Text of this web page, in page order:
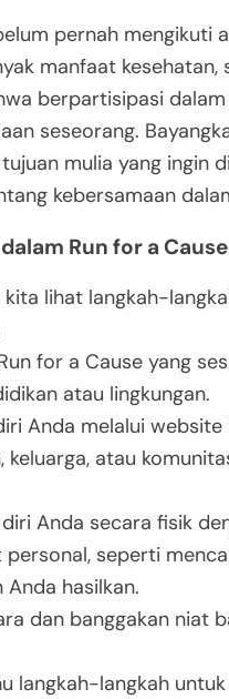
pernah mengikuti
manfaat
berpartisipasi
seseorang.
mulia yang ingin
kebersamaan
Run for a Cause
kita lihat langkah-
for a Cause yang
atau lingkungan.
Anda melalui
keluarga, atau
Anda secara fisik
seperti
Anda hasilkan.
dan banggakan niat
langkah-langkah